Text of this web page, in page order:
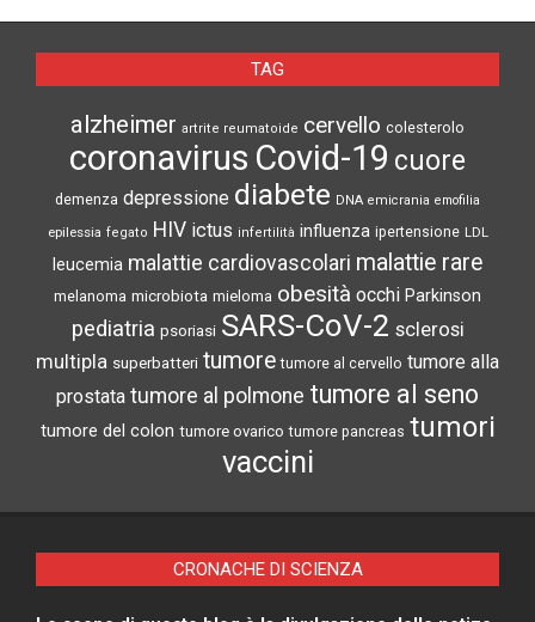
TAG
alzheimer artrite reumatoide cervello colesterolo
coronavirus Covid-19 cuore
demenza depressione diabete DNA emicrania emofilia
epilessia fegato HIV ictus infertilità influenza ipertensione LDL
leucemia malattie cardiovascolari malattie rare
melanoma microbiota mieloma obesità occhi Parkinson
pediatria psoriasi SARS-CoV-2 sclerosi
multipla superbatteri tumore tumore al cervello tumore alla
prostata tumore al polmone tumore al seno
tumore del colon tumore ovarico tumore pancreas tumori
vaccini
CRONACHE DI SCIENZA